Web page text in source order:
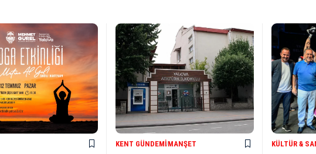
KENT GÜNDEMIMANŞET KÜLTÜR &